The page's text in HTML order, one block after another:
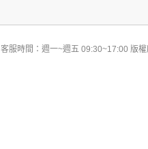
客服時間：週一~週五 09:30~17:00 版